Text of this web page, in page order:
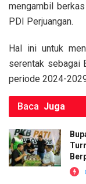
o
o
k
mengambil
PDI Perjuangan.
Hal ini untuk
serentak sebagai
periode 2024-
Baca Juga